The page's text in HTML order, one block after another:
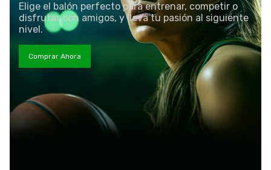
Elige el balón perfecto para entrenar, competir o
disfrutar con amigos, y lleva tu pasión al siguiente
nivel.
Comprar Ahora